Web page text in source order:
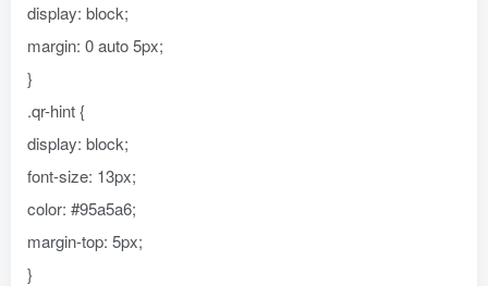
display: block;
margin: 0 auto 5px;
}
.qr-hint {
display: block;
font-size: 13px;
color: #95a5a6;
margin-top: 5px;
}